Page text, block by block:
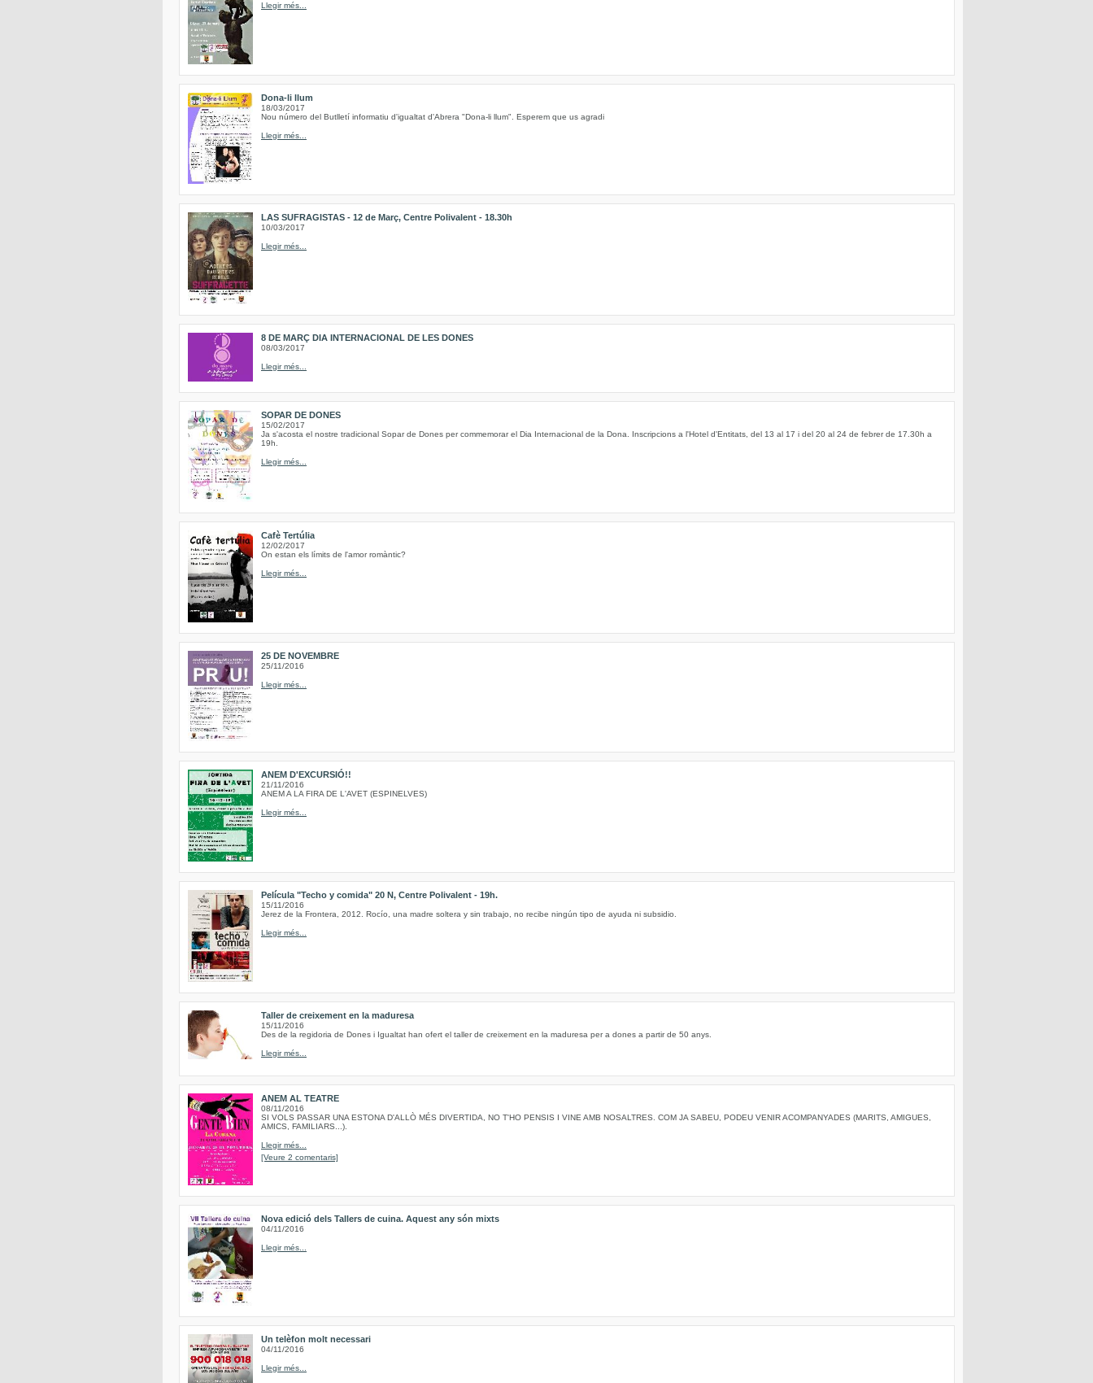
Llegir més...
Dona-li llum
18/03/2017
Nou número del Butlletí informatiu d'igualtat d'Abrera "Dona-li llum". Esperem que us agradi
Llegir més...
LAS SUFRAGISTAS - 12 de Març, Centre Polivalent - 18.30h
10/03/2017
Llegir més...
8 DE MARÇ DIA INTERNACIONAL DE LES DONES
08/03/2017
Llegir més...
SOPAR DE DONES
15/02/2017
Ja s'acosta el nostre tradicional Sopar de Dones per commemorar el Dia Internacional de la Dona. Inscripcions a l'Hotel d'Entitats, del 13 al 17 i del 20 al 24 de febrer de 17.30h a
19h.
Llegir més...
Cafè Tertúlia
12/02/2017
On estan els límits de l'amor romàntic?
Llegir més...
25 DE NOVEMBRE
25/11/2016
Llegir més...
ANEM D'EXCURSIÓ!!
21/11/2016
ANEM A LA FIRA DE L'AVET (ESPINELVES)
Llegir més...
Película "Techo y comida" 20 N, Centre Polivalent - 19h.
15/11/2016
Jerez de la Frontera, 2012. Rocío, una madre soltera y sin trabajo, no recibe ningún tipo de ayuda ni subsidio.
Llegir més...
Taller de creixement en la maduresa
15/11/2016
Des de la regidoria de Dones i Igualtat han ofert el taller de creixement en la maduresa per a dones a partir de 50 anys.
Llegir més...
ANEM AL TEATRE
08/11/2016
SI VOLS PASSAR UNA ESTONA D'ALLÒ MÉS DIVERTIDA, NO T'HO PENSIS I VINE AMB NOSALTRES. COM JA SABEU, PODEU VENIR ACOMPANYADES (MARITS, AMIGUES,
AMICS, FAMILIARS...).
Llegir més...
[Veure 2 comentaris]
Nova edició dels Tallers de cuina. Aquest any són mixts
04/11/2016
Llegir més...
Un telèfon molt necessari
04/11/2016
Llegir més...